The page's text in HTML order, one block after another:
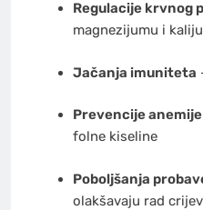
Regulacije krvnog
magnezijumu i
Jačanja imuniteta
Prevencije anemije
folne kiseline
Poboljšanja
olakšavaju rad